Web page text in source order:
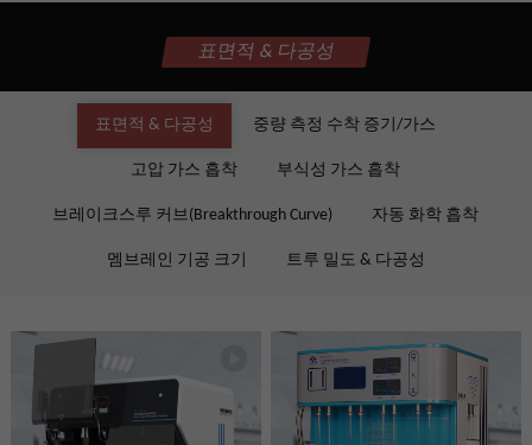
표면적 & 다공성
표면적 & 다공성 중량 측정 수착 증기/가스
고압 가스 흡착 부식성 가스 흡착
브레이크스루 커브(Breakthrough Curve) 자동 화학 흡착
멤브레인 기공 크기 트루 밀도 & 다공성